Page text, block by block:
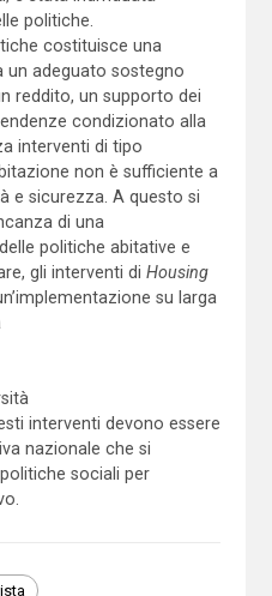
politiche.
costituisce una
un adeguato sostegno
reddito, un supporto dei
condizionato alla
interventi di tipo
non è sufficiente a
e sicurezza. A questo si
di una
politiche abitative e
gli interventi di Housing
su larga
interventi devono essere
nazionale che si
sociali per